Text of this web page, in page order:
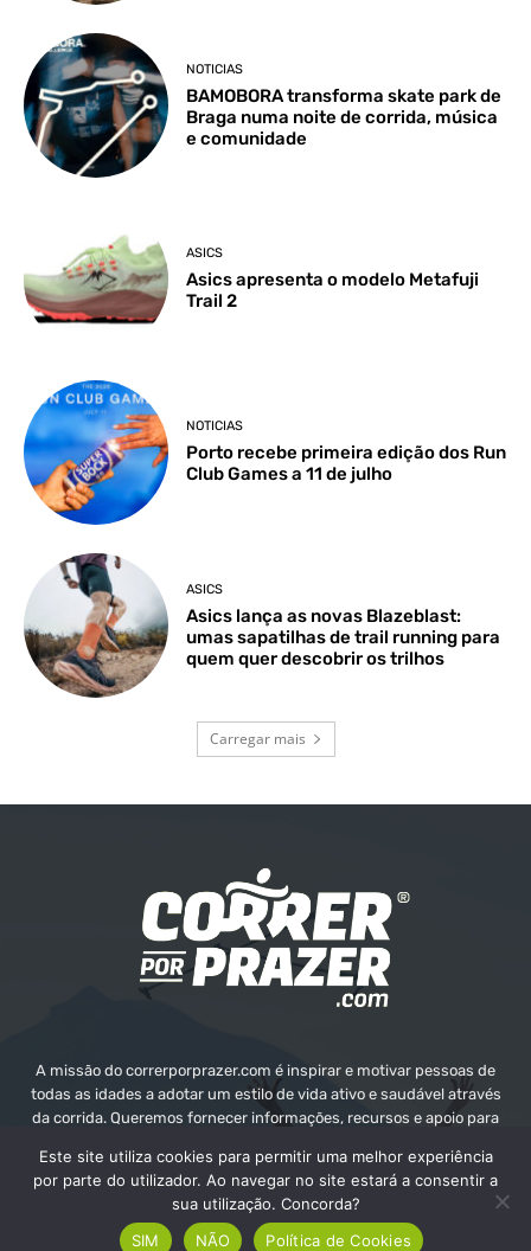
NOTICIAS
BAMOBORA transforma skate park de
Braga numa noite de corrida, música
e comunidade
ASICS
Asics apresenta o modelo Metafuji
Trail 2
NOTICIAS
Porto recebe primeira edição dos Run
Club Games a 11 de julho
ASICS
Asics lança as novas Blazeblast:
umas sapatilhas de trail running para
quem quer descobrir os trilhos
Carregar mais
A missão do correrporprazer.com é inspirar e motivar pessoas de
todas as idades a adotar um estilo de vida ativo e saudável através
da corrida. Queremos fornecer informações, recursos e apoio para
estar.
Contate-nos:info@correrporprazer.com
Este site utiliza cookies para permitir uma melhor experiência
por parte do utilizador. Ao navegar no site estará a consentir a
sua utilização. Concorda?
SIM
NÃO Política de Cookies